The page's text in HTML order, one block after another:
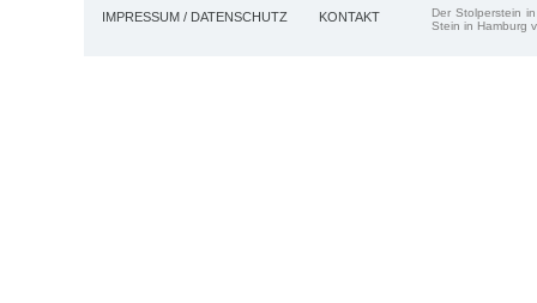
IMPRESSUM / DATENSCHUTZ KONTAKT
Der Stolperstein
Stein in Hamburg